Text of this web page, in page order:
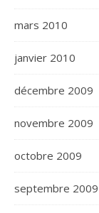
mars 2010
janvier 2010
décembre 2009
novembre 2009
octobre 2009
septembre 2009